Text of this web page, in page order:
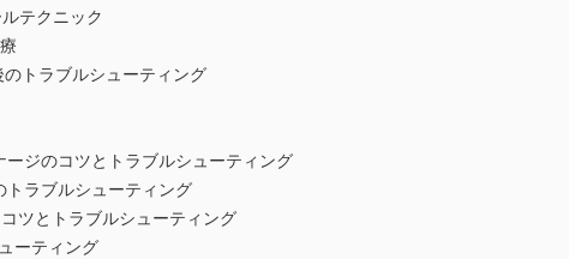
テクニック
トラブルシューティング
ジのコツとトラブルシューティング
ラブルシューティング
ツとトラブルシューティング
ーティング